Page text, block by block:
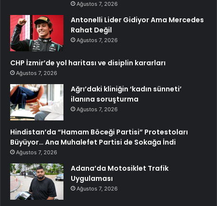
Ağustos 7, 2026
Antonelli Lider Gidiyor Ama Mercedes
Rahat Değil
Ağustos 7, 2026
CHP İzmir’de yol haritası ve disiplin kararları
Ağustos 7, 2026
Ağrı’daki kliniğin ‘kadın sünneti’
ilanına soruşturma
Ağustos 7, 2026
Hindistan’da “Hamam Böceği Partisi” Protestoları
Büyüyor… Ana Muhalefet Partisi de Sokağa İndi
Ağustos 7, 2026
Adana’da Motosiklet Trafik
Uygulaması
Ağustos 7, 2026